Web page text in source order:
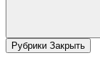
Рубрики Закрыть